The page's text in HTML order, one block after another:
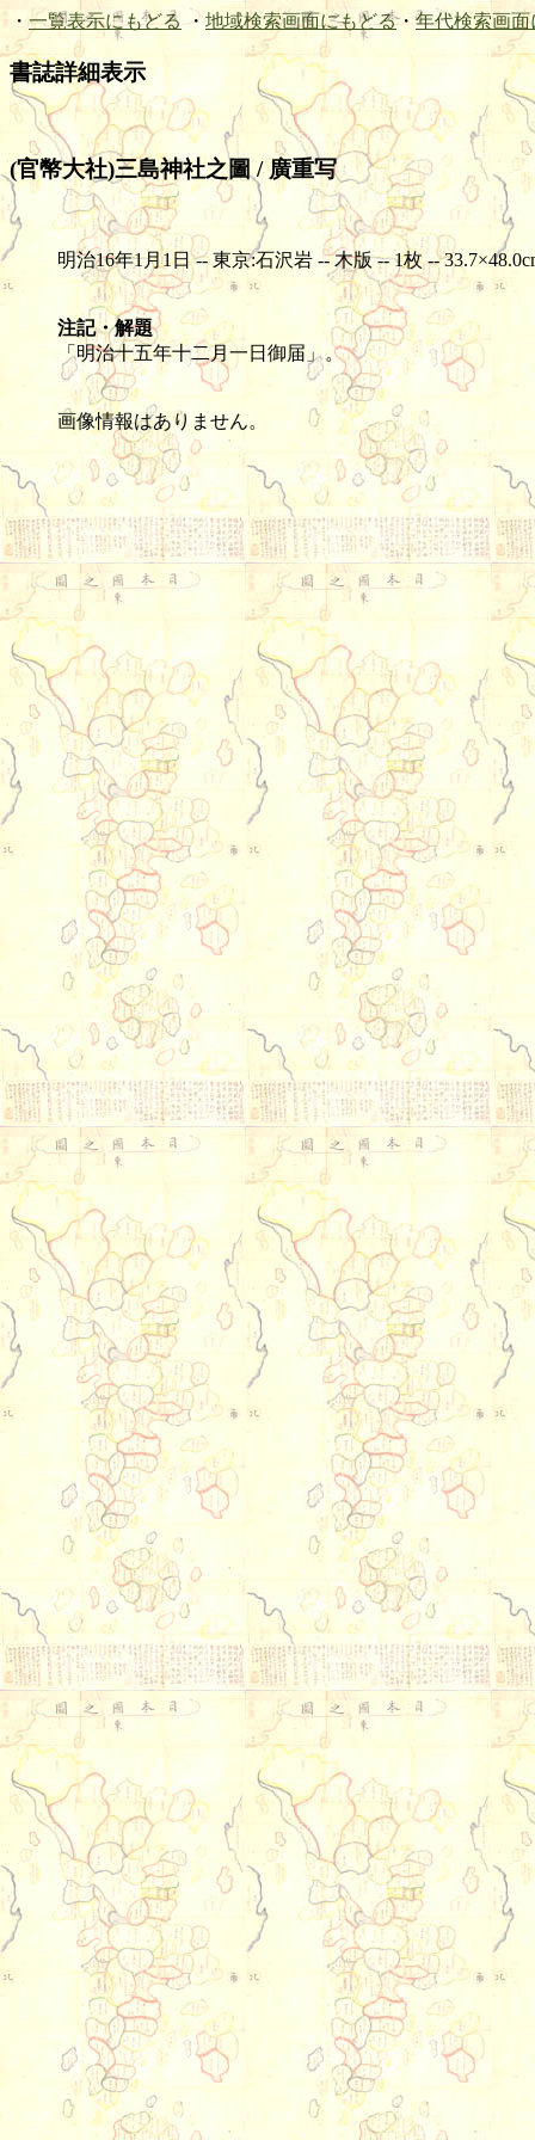
・ 一覧表示にもどる ・ 地域検索画面にもどる・ 年代検索画面
書誌詳細表示
(官幣大社)三島神社之圖 / 廣重写
明治16年1月1日 -- 東京:石沢岩 -- 木版 -- 1枚 --
注記・解題
「明治十五年十二月一日御届」。
画像情報はありません。